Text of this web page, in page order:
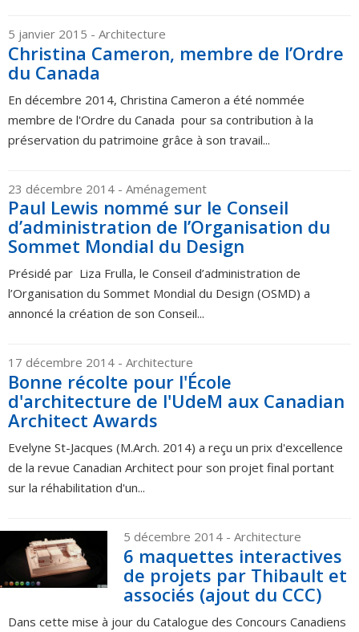
5 janvier 2015 - Architecture
Christina Cameron, membre de l’Ordre
du Canada
En décembre 2014, Christina Cameron a été nommée
membre de l'Ordre du Canada pour sa contribution à la
préservation du patrimoine grâce à son travail...
23 décembre 2014 - Aménagement
Paul Lewis nommé sur le Conseil
d’administration de l’Organisation du
Sommet Mondial du Design
Présidé par Liza Frulla, le Conseil d’administration de
l’Organisation du Sommet Mondial du Design (OSMD) a
annoncé la création de son Conseil...
17 décembre 2014 - Architecture
Bonne récolte pour l'École
d'architecture de l'UdeM aux Canadian
Architect Awards
Evelyne St-Jacques (M.Arch. 2014) a reçu un prix d'excellence
de la revue Canadian Architect pour son projet final portant
sur la réhabilitation d'un...
5 décembre 2014 - Architecture
6 maquettes interactives
de projets par Thibault et
associés (ajout du CCC)
Dans cette mise à jour du Catalogue des Concours Canadiens